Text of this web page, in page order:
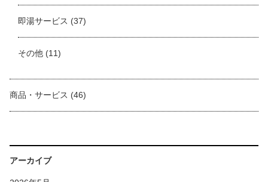
即湯サービス (37)
その他 (11)
商品・サービス (46)
アーカイブ